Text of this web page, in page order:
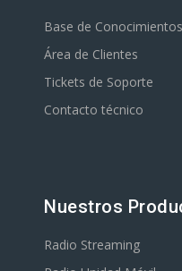
Base de Conocimientos
Área de Clientes
Tickets de Soporte
Contacto técnico
Nuestros
Radio Streaming